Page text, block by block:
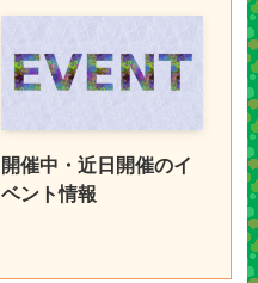
開催中・近日開催のイ
ベント情報